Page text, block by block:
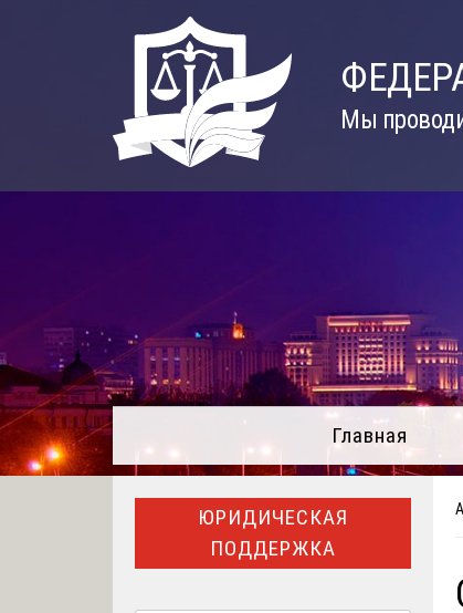
Мы
Главная
ЮРИДИЧЕСКАЯ
ПОДДЕРЖКА